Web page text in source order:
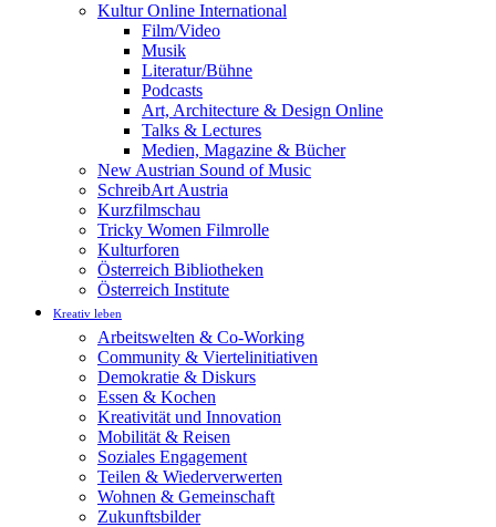
Kultur Online International
Film/Video
Musik
Literatur/Bühne
Podcasts
Art, Architecture & Design Online
Talks & Lectures
Medien, Magazine & Bücher
New Austrian Sound of Music
SchreibArt Austria
Kurzfilmschau
Tricky Women Filmrolle
Kulturforen
Österreich Bibliotheken
Österreich Institute
Kreativ leben
Arbeitswelten & Co-Working
Community & Viertelinitiativen
Demokratie & Diskurs
Essen & Kochen
Kreativität und Innovation
Mobilität & Reisen
Soziales Engagement
Teilen & Wiederverwerten
Wohnen & Gemeinschaft
Zukunftsbilder